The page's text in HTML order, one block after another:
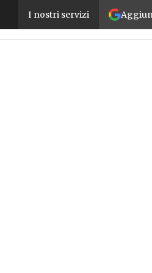
I nostri servizi
Lavapiù affronta la sfida